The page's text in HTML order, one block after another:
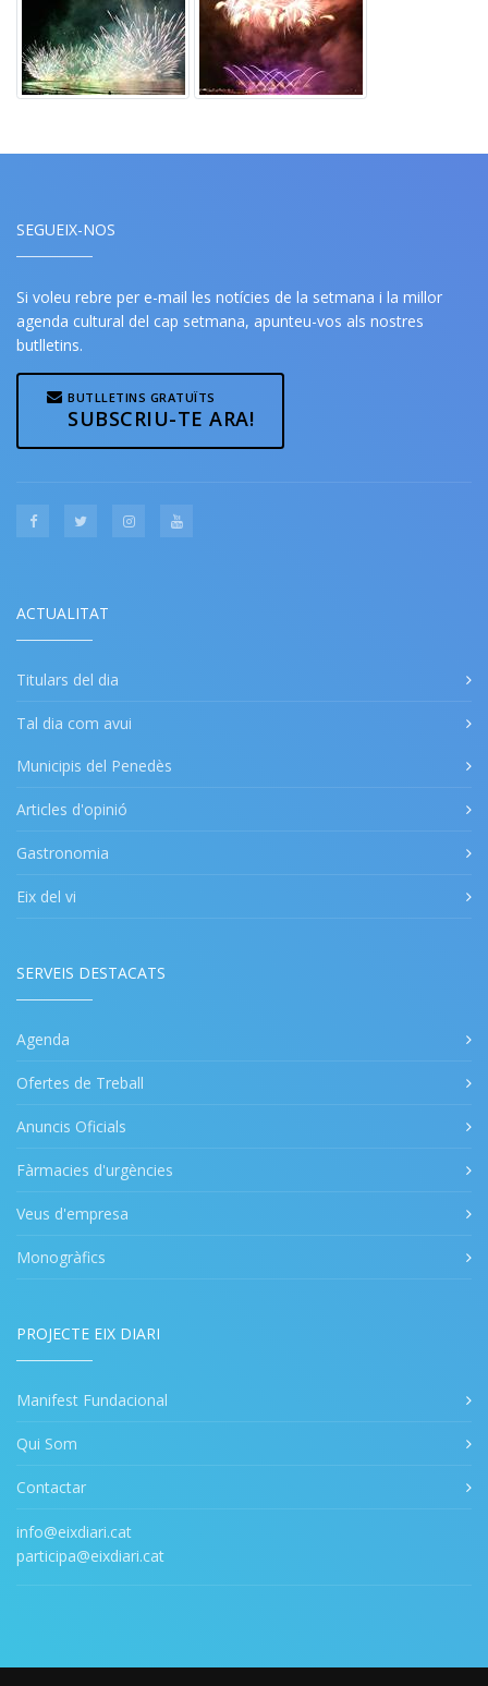
SEGUEIX-NOS
Si voleu rebre per e-mail les notícies de la setmana i la millor
agenda cultural del cap setmana, apunteu-vos als nostres
butlletins.
BUTLLETINS GRATUÏTS
SUBSCRIU-TE ARA!
ACTUALITAT
Titulars del dia
Tal dia com avui
Municipis del Penedès
Articles d'opinió
Gastronomia
Eix del vi
SERVEIS DESTACATS
Agenda
Ofertes de Treball
Anuncis Oficials
Fàrmacies d'urgències
Veus d'empresa
Monogràfics
PROJECTE EIX DIARI
Manifest Fundacional
Qui Som
Contactar
info@eixdiari.cat
participa@eixdiari.cat